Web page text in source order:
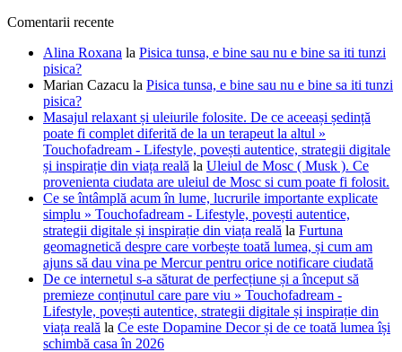
Comentarii recente
Alina Roxana la Pisica tunsa, e bine sau nu e bine sa iti tunzi
pisica?
Marian Cazacu la Pisica tunsa, e bine sau nu e bine sa iti tunzi
pisica?
Masajul relaxant și uleiurile folosite. De ce aceeași ședință
poate fi complet diferită de la un terapeut la altul »
Touchofadream - Lifestyle, povești autentice, strategii digitale
și inspirație din viața reală la Uleiul de Mosc ( Musk ). Ce
provenienta ciudata are uleiul de Mosc si cum poate fi folosit.
Ce se întâmplă acum în lume, lucrurile importante explicate
simplu » Touchofadream - Lifestyle, povești autentice,
strategii digitale și inspirație din viața reală la Furtuna
geomagnetică despre care vorbește toată lumea, și cum am
ajuns să dau vina pe Mercur pentru orice notificare ciudată
De ce internetul s-a săturat de perfecțiune și a început să
premieze conținutul care pare viu » Touchofadream -
Lifestyle, povești autentice, strategii digitale și inspirație din
viața reală la Ce este Dopamine Decor și de ce toată lumea își
schimbă casa în 2026